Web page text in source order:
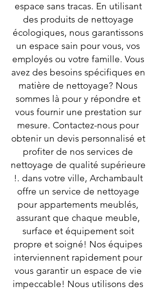
espace sans tracas. En utilisant
des produits de nettoyage
écologiques, nous garantissons
un espace sain pour vous, vos
employés ou votre famille. Vous
avez des besoins spécifiques en
matière de nettoyage? Nous
sommes là pour y répondre et
vous fournir une prestation sur
mesure. Contactez-nous pour
obtenir un devis personnalisé et
profiter de nos services de
nettoyage de qualité supérieure
!. dans votre ville, Archambault
offre un service de nettoyage
pour appartements meublés,
assurant que chaque meuble,
surface et équipement soit
propre et soigné! Nos équipes
interviennent rapidement pour
vous garantir un espace de vie
impeccable! Nous utilisons des